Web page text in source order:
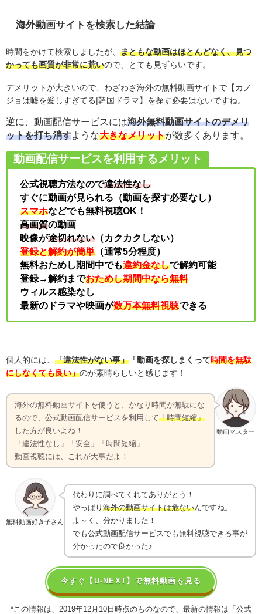
海外動画サイトを検索した結論
時間をかけて検索しましたが、 まともな動画はほとんどなく、見つ
かっても画質が非常に荒いので、とても見ずらいです。
デメリットが大きいので、わざわざ海外の無料動画サイトで【カノ
ジョは嘘を愛しすぎてる |韓国ドラマ】を探す必要はないですね。
逆に、動画配信サービスには海外無料動画サイトのデメリ
ットを打ち消す ような大きなメリットが数多くあります。
動画配信サービスを利用するメリット
公式視聴方法なので違法性なし
すぐに動画が見られる（動画を探す必要なし）
スマホなどでも無料視聴OK！
高画質の動画
映像が途切れない （カクカクしない）
登録と解約が簡単 （通常5分程度）
無料おためし期間中でも違約金なしで解約可能
登録→解約までおためし期間中なら無料
ウィルス感染なし
最新のドラマや映画が数万本無料視聴できる
個人的には、 「違法性がない事」 「動画を探しまくって時間を無駄
にしなくても良い」のが素晴らしいと感じます！
動画マスター
海外の無料動画サイトを使うと、かなり時間が無駄にな
るので、公式動画配信サービスを利用して「時間短縮」
した方が良いよね！
「違法性なし」「安全」「時間短縮」
動画視聴には、これが大事だよ！
無料動画好き子さん
代わりに調べてくれてありがとう！
やっぱり 海外の動画サイトは危ないんですね。
よ～く、分かりました！
でも公式動画配信サービスでも無料視聴できる事が
分かったので良かった♪
今すぐ【U-NEXT】で無料動画を見る
*この情報は、2019年12月10日時点のものなので、最新の情報は「公式